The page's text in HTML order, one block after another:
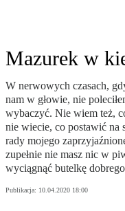
Mazurek w
W nerwowych czasach,
nam w głowie, nie
wybaczyć. Nie wiem też,
nie wiecie, co postawić na
rady mojego
zupełnie nie masz nic w
wyciągnąć butelkę
Publikacja: 10.04.2020 18:00